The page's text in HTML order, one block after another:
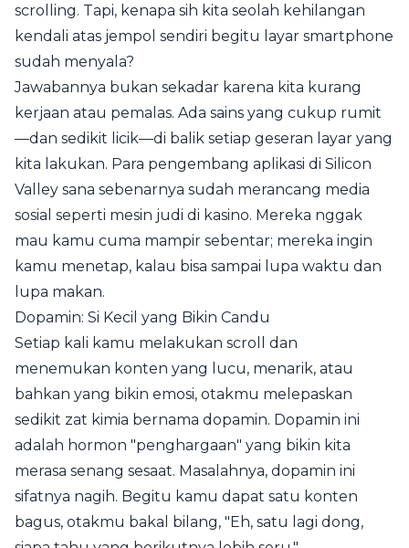
scrolling. Tapi, kenapa sih kita seolah kehilangan
kendali atas jempol sendiri begitu layar smartphone
sudah menyala?
Jawabannya bukan sekadar karena kita kurang
kerjaan atau pemalas. Ada sains yang cukup rumit
—dan sedikit licik—di balik setiap geseran layar yang
kita lakukan. Para pengembang aplikasi di Silicon
Valley sana sebenarnya sudah merancang media
sosial seperti mesin judi di kasino. Mereka nggak
mau kamu cuma mampir sebentar; mereka ingin
kamu menetap, kalau bisa sampai lupa waktu dan
lupa makan.
Dopamin: Si Kecil yang Bikin Candu
Setiap kali kamu melakukan scroll dan
menemukan konten yang lucu, menarik, atau
bahkan yang bikin emosi, otakmu melepaskan
sedikit zat kimia bernama dopamin. Dopamin ini
adalah hormon "penghargaan" yang bikin kita
merasa senang sesaat. Masalahnya, dopamin ini
sifatnya nagih. Begitu kamu dapat satu konten
bagus, otakmu bakal bilang, "Eh, satu lagi dong,